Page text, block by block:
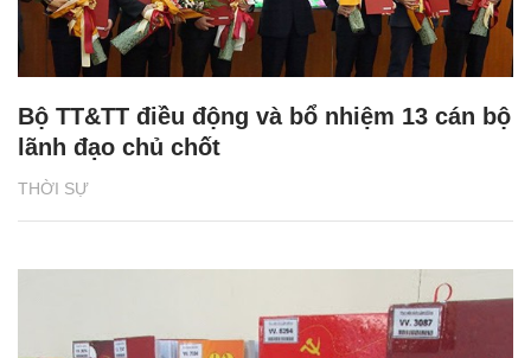
THỜI SỰ
Bộ TT&TT điều động và bổ nhiệm 13 cán bộ
lãnh đạo chủ chốt